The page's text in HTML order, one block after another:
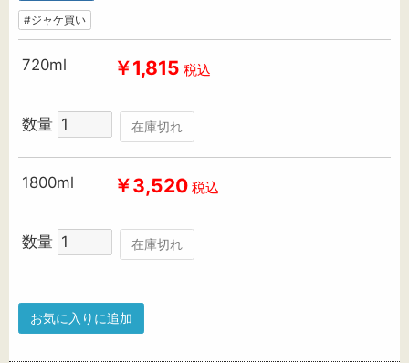
#ジャケ買い
720ml ￥1,815 税込
数量 在庫切れ
1800ml ￥3,520 税込
数量 在庫切れ
お気に入りに追加